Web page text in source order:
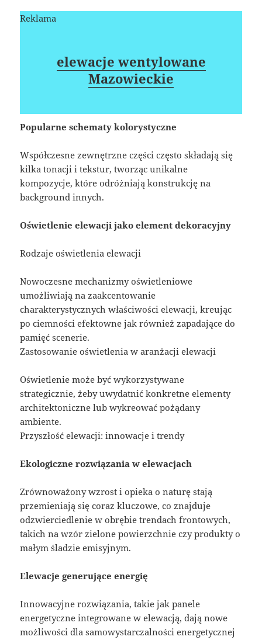
Reklama
elewacje wentylowane
Mazowieckie
Popularne schematy kolorystyczne
Współczesne zewnętrzne części często składają się
kilka tonacji i tekstur, tworząc unikalne
kompozycje, które odróżniają konstrukcję na
background innych.
Oświetlenie elewacji jako element dekoracyjny
Rodzaje oświetlenia elewacji
Nowoczesne mechanizmy oświetleniowe
umożliwiają na zaakcentowanie
charakterystycznych właściwości elewacji, kreując
po ciemności efektowne jak również zapadające do
pamięć scenerie.
Zastosowanie oświetlenia w aranżacji elewacji
Oświetlenie może być wykorzystywane
strategicznie, żeby uwydatnić konkretne elementy
architektoniczne lub wykreować pożądany
ambiente.
Przyszłość elewacji: innowacje i trendy
Ekologiczne rozwiązania w elewacjach
Zrównoważony wzrost i opieka o naturę stają
przemieniają się coraz kluczowe, co znajduje
odzwierciedlenie w obrębie trendach frontowych,
takich na wzór zielone powierzchnie czy produkty o
małym śladzie emisyjnym.
Elewacje generujące energię
Innowacyjne rozwiązania, takie jak panele
energetyczne integrowane w elewacją, dają nowe
możliwości dla samowystarczalności energetycznej